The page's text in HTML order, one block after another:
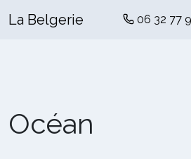
La Belgerie 06 32 77
Océan